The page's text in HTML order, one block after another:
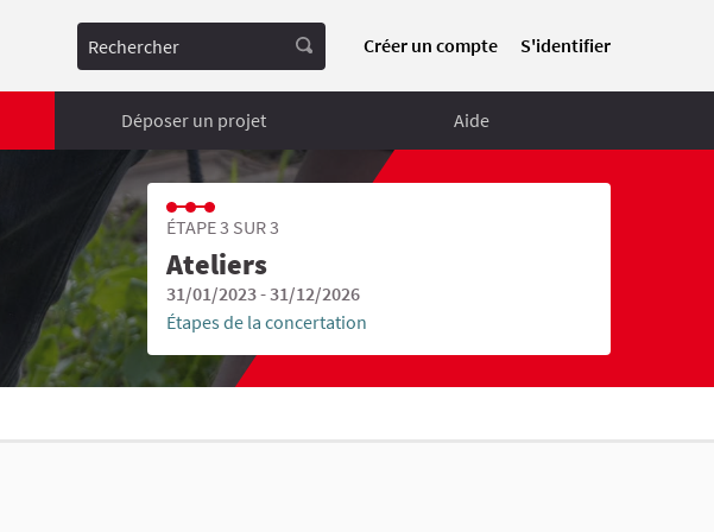
Rechercher Créer un compte S'identifier
Déposer un projet Aide
ÉTAPE 3 SUR 3
Ateliers
31/01/2023 - 31/12/2026
Étapes de la concertation